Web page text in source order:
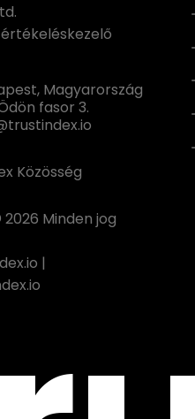
Magyarország
fasor 3.
Közösség
Minden jog
|